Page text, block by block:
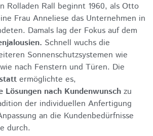
Rolladen Rall beginnt 1960, als Otto
Frau Anneliese das Unternehmen in
Damals lag der Fokus auf dem
Schnell wuchs die
Sonnenschutzsystemen wie
nach Fenstern und Türen. Die
ermöglichte es,
Lösungen nach Kundenwunsch zu
der individuellen Anfertigung
an die Kundenbedürfnisse
durch.